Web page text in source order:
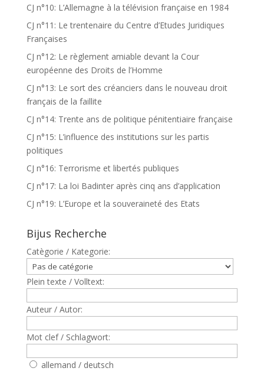
CJ n°10: L’Allemagne à la télévision française en 1984
CJ n°11: Le trentenaire du Centre d’Etudes Juridiques
Françaises
CJ n°12: Le règlement amiable devant la Cour
européenne des Droits de l’Homme
CJ n°13: Le sort des créanciers dans le nouveau droit
français de la faillite
CJ n°14: Trente ans de politique pénitentiaire française
CJ n°15: L’influence des institutions sur les partis
politiques
CJ n°16: Terrorisme et libertés publiques
CJ n°17: La loi Badinter après cinq ans d’application
CJ n°19: L’Europe et la souveraineté des Etats
Bijus Recherche
Catègorie / Kategorie:
Plein texte / Volltext:
Auteur / Autor:
Mot clef / Schlagwort:
allemand / deutsch